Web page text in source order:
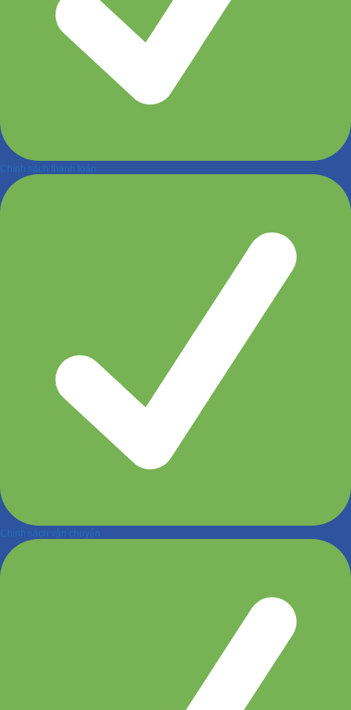
Chính sách thanh toán
Chính sách vận chuyển